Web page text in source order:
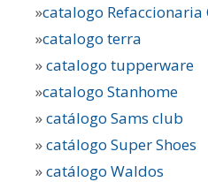
»catalogo
»catalogo terra
»catalogo tupperware
»catalogo Stanhome
»catálogo Sams club
»catálogo Super Shoes
»catálogo Waldos